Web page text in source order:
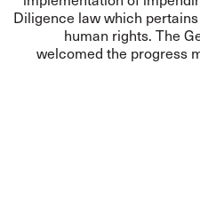
Diligence law which
human rights. The
welcomed the progress